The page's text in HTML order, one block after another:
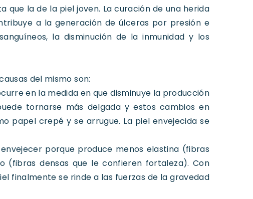
que la de la piel joven. La curación de una herida
a la generación de úlceras por presión e
la disminución de la inmunidad y los
del mismo son:
en la medida en que disminuye la producción
tornarse más delgada y estos cambios en
papel crepé y se arrugue. La piel envejecida se
porque produce menos elastina (fibras
(fibras densas que le confieren fortaleza). Con
finalmente se rinde a las fuerzas de la gravedad